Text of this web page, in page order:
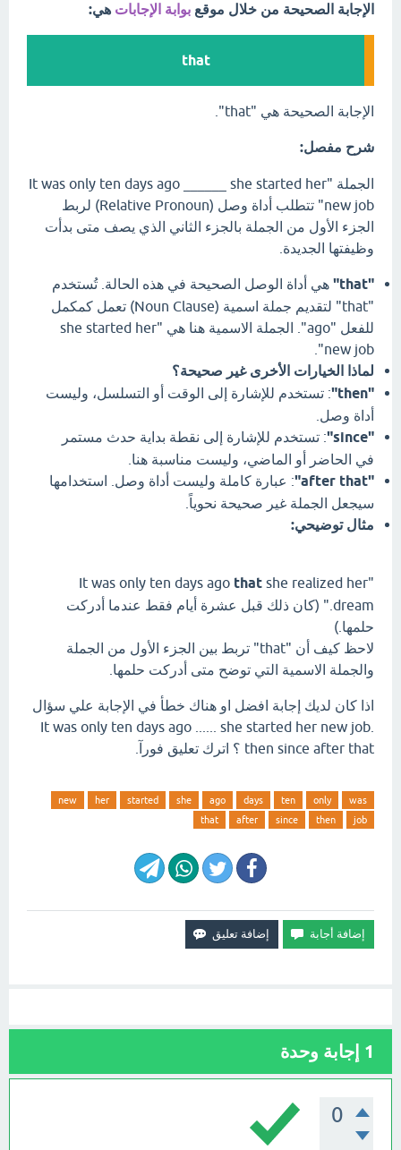
الإجابة الصحيحة من خلال موقع بوابة الإجابات هي:
that
الإجابة الصحيحة هي "that".
شرح مفصل:
الجملة "It was only ten days ago ______ she started her
new job" تتطلب أداة وصل (Relative Pronoun) لربط
الجزء الأول من الجملة بالجزء الثاني الذي يصف متى بدأت
وظيفتها الجديدة.
"that"
هي أداة الوصل الصحيحة في هذه الحالة. تُستخدم
"that" لتقديم جملة اسمية (Noun Clause) تعمل كمكمل
للفعل "ago". الجملة الاسمية هنا هي "she started her
new job".
لماذا الخيارات الأخرى غير صحيحة؟
"then"
: تستخدم للإشارة إلى الوقت أو التسلسل، وليست
أداة وصل.
"since"
: تستخدم للإشارة إلى نقطة بداية حدث مستمر
في الحاضر أو الماضي، وليست مناسبة هنا.
"after that"
: عبارة كاملة وليست أداة وصل. استخدامها
سيجعل الجملة غير صحيحة نحوياً.
مثال توضيحي:
"It was only ten days ago
that she realized her
dream." (كان ذلك قبل عشرة أيام فقط عندما أدركت
حلمها.)
لاحظ كيف أن "that" تربط بين الجزء الأول من الجملة
والجملة الاسمية التي توضح متى أدركت حلمها.
اذا كان لديك إجابة افضل او هناك خطأ في الإجابة علي سؤال
It was only ten days ago ...... she started her new job.
then since after that ؟ اترك تعليق فورآ.
was
only
ten
days
ago
she
started
her
new
job
then
since
after
that
1 إجابة وحدة
0